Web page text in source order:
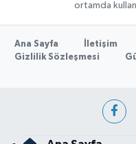
ortamda
Ana Sayfa İletişim
Gizlilik Sözleşmesi